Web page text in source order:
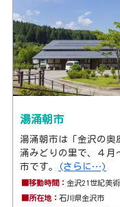
湯涌朝市
湯涌朝市は「金沢の奥
涌みどりの里で、４月
市です。
(さらに…)
■移動時間：金沢21世紀美
■所在地：石川県金沢市